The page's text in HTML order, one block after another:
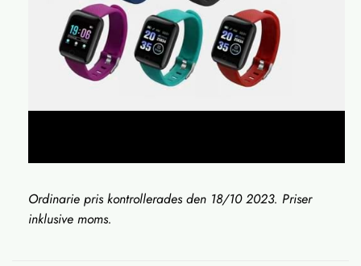
Ordinarie pris kontrollerades den 18/10 2023. Priser
inklusive moms.